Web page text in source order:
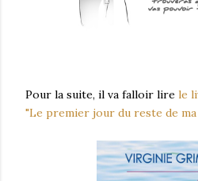
Pour la suite, il va falloir lire le
"Le premier jour du reste de ma